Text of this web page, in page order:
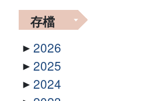
存檔
2026
2025
2024